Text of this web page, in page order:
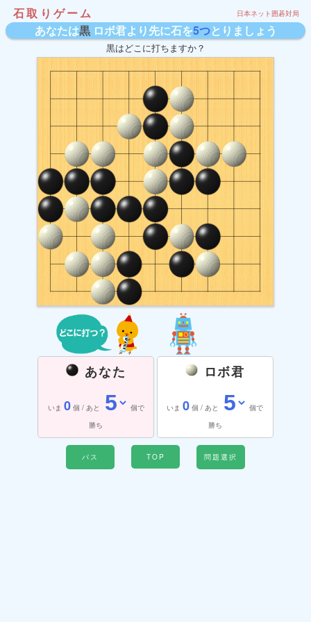
石取りゲーム 日本ネット囲碁対局
あなたは黒ロボ君より先に石を5つとりましょう
黒はどこに打ちますか？
あなた
いま 0個 / あと
個で
勝ち
ロボ君
いま0 個 / あと
個で
勝ち